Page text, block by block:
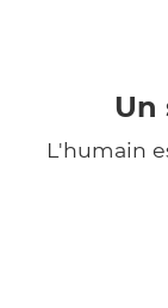
Un
L'humain